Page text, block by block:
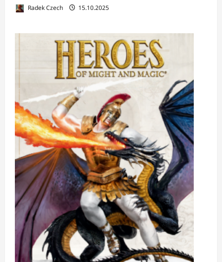
Radek Czech 15.10.2025